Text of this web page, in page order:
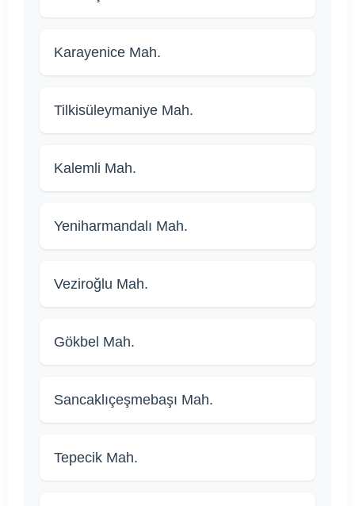
Karayenice Mah.
Tilkisüleymaniye Mah.
Kalemli Mah.
Yeniharmandalı Mah.
Veziroğlu Mah.
Gökbel Mah.
Sancaklıçeşmebaşı Mah.
Tepecik Mah.